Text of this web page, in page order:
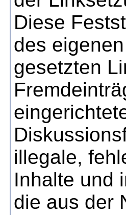
Diese
des
gesetzten
illegale,
Inhalte und
die aus der